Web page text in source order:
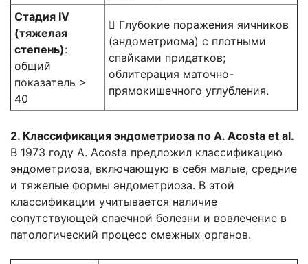
Стадия IV
(тяжелая
степень):
общий
показатель >
40
 Глубокие поражения яичников
(эндометриома) с плотными
спайками придатков;
облитерация маточно-
прямокишечного углубления.
2. Классификация эндометриоза по A. Acosta et al.
В 1973 году A. Acosta предложил классификацию
эндометриоза, включающую в себя малые, средние
и тяжелые формы эндометриоза. В этой
классификации учитывается наличие
сопутствующей спаечной болезни и вовлечение в
патологический процесс смежных органов.